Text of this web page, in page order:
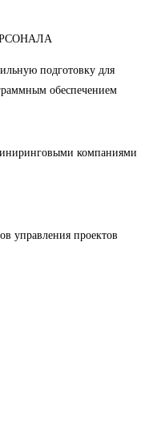
подготовку для
обеспечением
компаниями
управления проектов